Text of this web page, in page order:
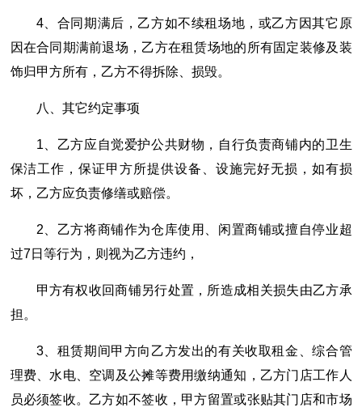
4、合同期满后，乙方如不续租场地，或乙方因其它原
因在合同期满前退场，乙方在租赁场地的所有固定装修及装
饰归甲方所有，乙方不得拆除、损毁。
八、其它约定事项
1、乙方应自觉爱护公共财物，自行负责商铺内的卫生
保洁工作，保证甲方所提供设备、设施完好无损，如有损
坏，乙方应负责修缮或赔偿。
2、乙方将商铺作为仓库使用、闲置商铺或擅自停业超
过7日等行为，则视为乙方违约，
甲方有权收回商铺另行处置，所造成相关损失由乙方承
担。
3、租赁期间甲方向乙方发出的有关收取租金、综合管
理费、水电、空调及公摊等费用缴纳通知，乙方门店工作人
员必须签收。乙方如不签收，甲方留置或张贴其门店和市场